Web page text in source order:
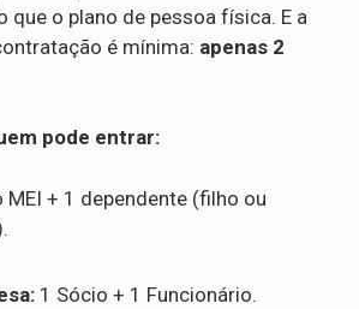
que o plano de pessoa física. E a
é mínima: apenas 2
pode entrar:
MEI + 1 dependente (filho ou
1 Sócio + 1 Funcionário.